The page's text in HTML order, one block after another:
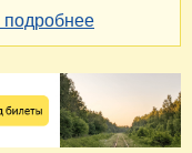
подробнее